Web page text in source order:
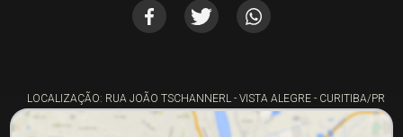
LOCALIZAÇÃO: RUA JOÃO TSCHANNERL - VISTA ALEGRE - CURITIBA/PR